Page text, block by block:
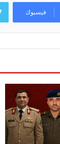
فيسبوك